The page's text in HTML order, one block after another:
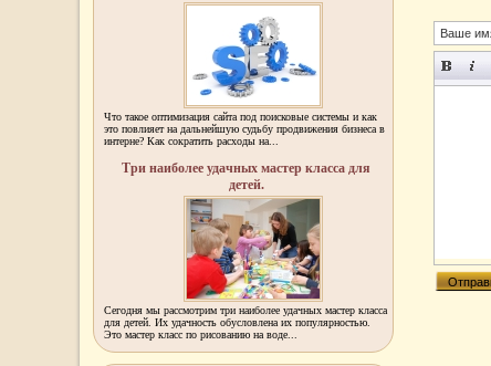
Что такое оптимизация сайта под поисковые системы и как
это повлияет на дальнейшую судьбу продвижения бизнеса в
интерне? Как сократить расходы на...
Три наиболее удачных мастер класса для
детей.
Сегодня мы рассмотрим три наиболее удачных мастер класса
для детей. Их удачность обусловлена их популярностью.
Это мастер класс по рисованию на воде...